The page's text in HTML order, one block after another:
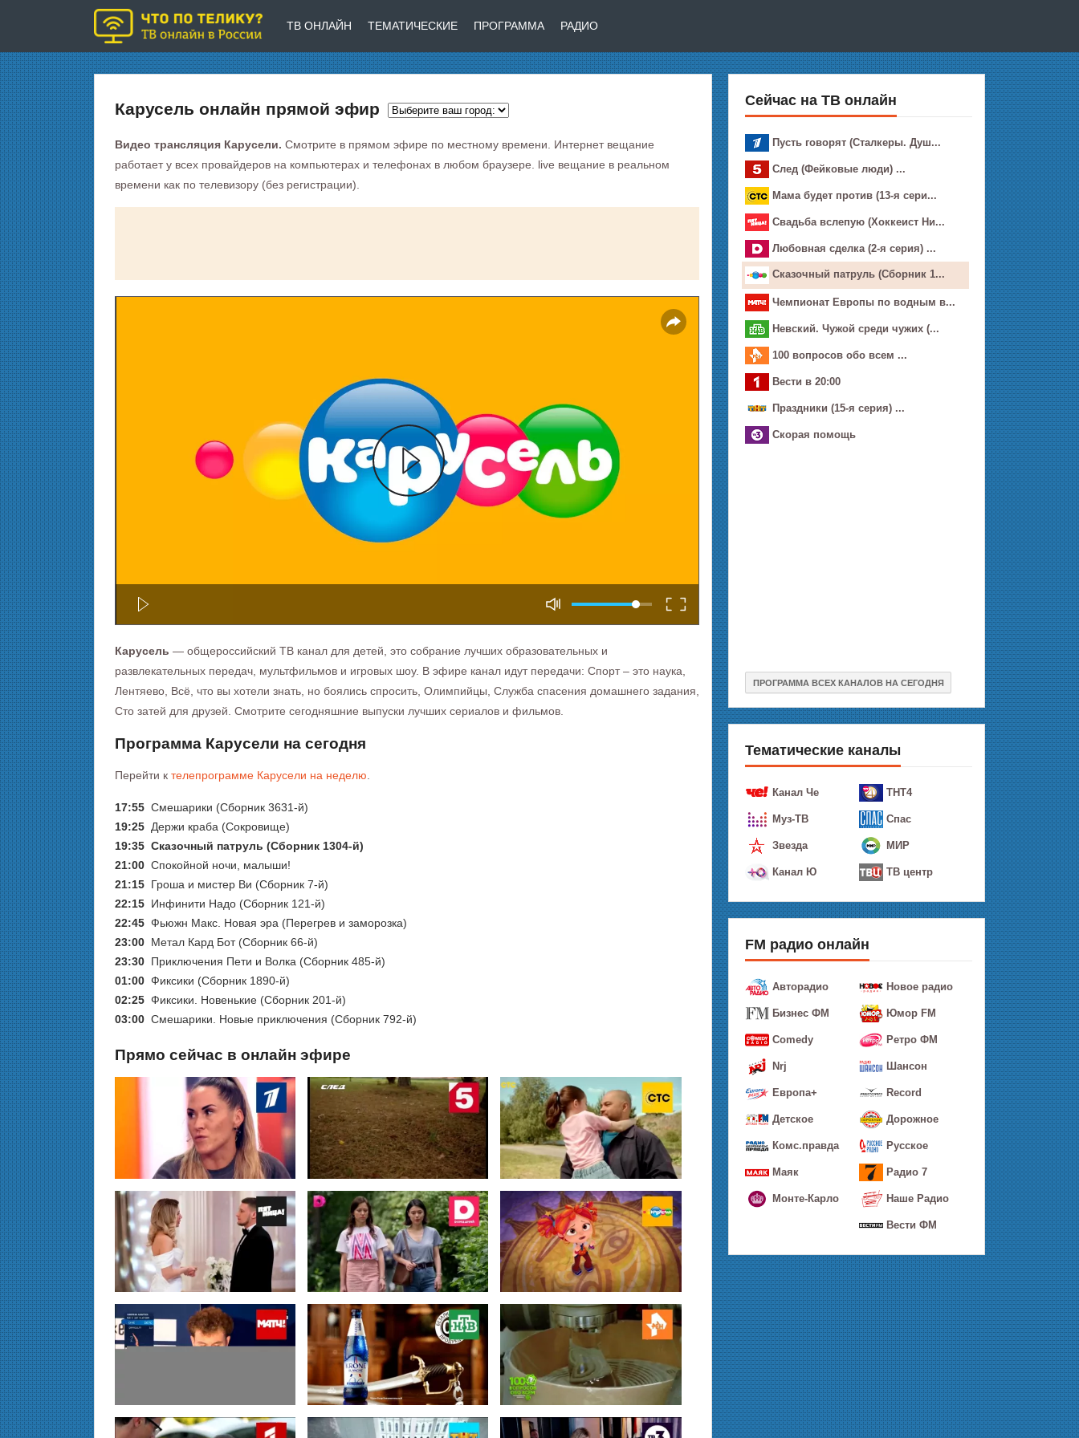
ТВ ОНЛАЙН ТЕМАТИЧЕСКИЕ ПРОГРАММА РАДИО
Карусель онлайн прямой эфир
Видео трансляция Карусели. Смотрите в прямом эфире по местному времени. Интернет вещание
работает у всех провайдеров на компьютерах и телефонах в любом браузере. live вещание в реальном
времени как по телевизору (без регистрации).
Карусель — общероссийский ТВ канал для детей, это собрание лучших образовательных и
развлекательных передач, мультфильмов и игровых шоу. В эфире канал идут передачи: Спорт – это наука,
Лентяево, Всё, что вы хотели знать, но боялись спросить, Олимпийцы, Служба спасения домашнего задания,
Сто затей для друзей. Смотрите сегодняшние выпуски лучших сериалов и фильмов.
Программа Карусели на сегодня
Перейти к телепрограмме Карусели на неделю.
17:55 Смешарики (Сборник 3631-й)
19:25 Держи краба (Сокровище)
19:35 Сказочный патруль (Сборник 1304-й)
21:00 Спокойной ночи, малыши!
21:15 Гроша и мистер Ви (Сборник 7-й)
22:15 Инфинити Надо (Сборник 121-й)
22:45 Фьюжн Макс. Новая эра (Перегрев и заморозка)
23:00 Метал Кард Бот (Сборник 66-й)
23:30 Приключения Пети и Волка (Сборник 485-й)
01:00 Фиксики (Сборник 1890-й)
02:25 Фиксики. Новенькие (Сборник 201-й)
03:00 Смешарики. Новые приключения (Сборник 792-й)
Прямо сейчас в онлайн эфире
Сейчас на ТВ онлайн
Пусть говорят (Сталкеры. Душ...
След (Фейковые люди) ...
Мамa будет прoтив (13-я сери...
Свадьба вслепую (Хоккеист Ни...
Любовная сделка (2-я серия) ...
Сказочный патруль (Сборник 1...
Чемпионат Европы по водным в...
Невский. Чужой среди чужих (...
100 вопросов обо всем ...
Вести в 20:00
Праздники (15-я серия) ...
Скоpaя помощь
ПРОГРАММА ВСЕХ КАНАЛОВ НА СЕГОДНЯ
Тематические каналы
Канал Че
Муз-ТВ
Звезда
Канал Ю
ТНТ4
Спас
МИР
ТВ центр
FM радио онлайн
Авторадио
Бизнес ФМ
Comedy
Nrj
Европа+
Детское
Комс.правда
Маяк
Монте-Карло
Новое радио
Юмор FM
Ретро ФМ
Шансон
Record
Дорожное
Русское
Радио 7
Наше Радио
Вести ФМ